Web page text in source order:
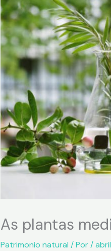
As plantas
Patrimonio natural / Por/